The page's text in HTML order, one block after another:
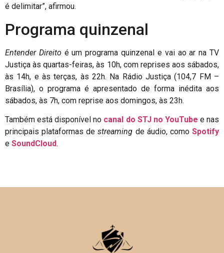
é delimitar”, afirmou.
Programa quinzenal
Entender Direito é um programa quinzenal e vai ao ar na TV
Justiça às quartas-feiras, às 10h, com reprises aos sábados,
às 14h, e às terças, às 22h. Na Rádio Justiça (104,7 FM –
Brasília), o programa é apresentado de forma inédita aos
sábados, às 7h, com reprise aos domingos, às 23h.
Também está disponível no canal do STJ no YouTube e nas
principais plataformas destreaming de áudio, comoSpotify
e SoundCloud.